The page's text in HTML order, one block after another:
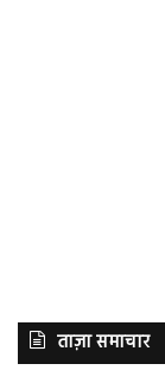
ताज़ा समाचार